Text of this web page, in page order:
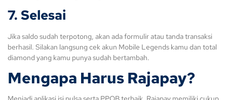
7. Selesai
Jika saldo sudah terpotong, akan ada formulir atau tanda transaksi
berhasil. Silakan langsung cek akun Mobile Legends kamu dan total
diamond yang kamu punya sudah bertambah.
Mengapa Harus Rajapay?